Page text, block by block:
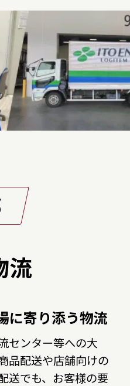
流
に寄り添う物流
センター等への大
品配送や店舗向けの
送でも、お客様の要